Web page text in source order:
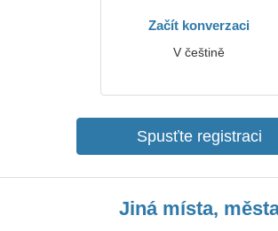
Začít konverzaci
V češtině
Spusťte registraci
Jiná místa,